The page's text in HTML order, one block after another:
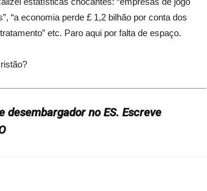
“a economia perde £ 1,2 bilhão por conta dos
etc. Paro aqui por falta de espaço.
no ES. Escreve